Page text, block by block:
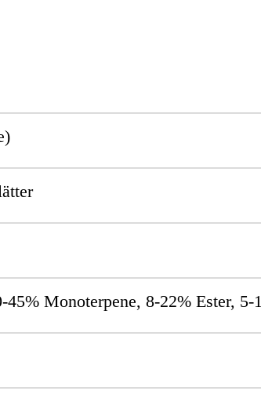
45% Monoterpene, 8-22% Ester,